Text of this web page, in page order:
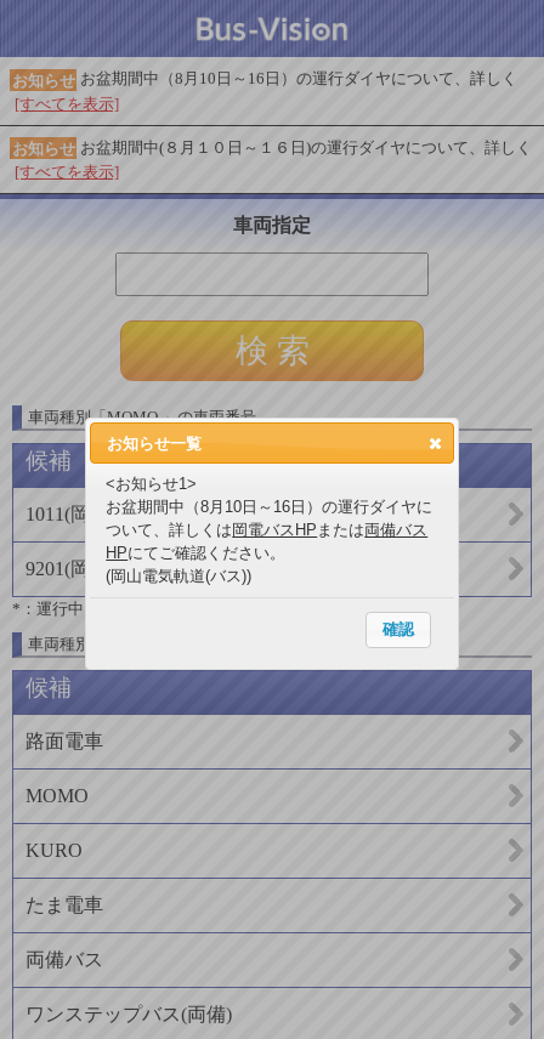
お知らせ お盆期間中（8月10日～16日）の運行ダイヤについて、詳しく
[すべてを表示]
お知らせ お盆期間中(８月１０日～１６日)の運行ダイヤについて、詳しく
[すべてを表示]
車両指定
車両種別「MOMO」の車両番号
候補
1011(岡山電気軌道
9201(岡山電気軌道)
*：運行中
車両種別一覧
候補
路面電車
MOMO
KURO
たま電車
両備バス
ワンステップバス(両備)
お知らせ一覧
<お知らせ1>
お盆期間中（8月10日～16日）の運行ダイヤに
ついて、詳しくは 岡電バスHP または両備バス
HPにてご確認ください。
(岡山電気軌道(バス))
確認